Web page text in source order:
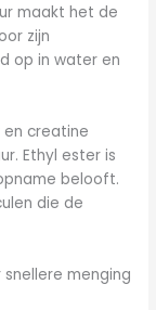
maakt het de
zijn
op in water en
creatine
Ethyl ester is
belooft.
die de
menging